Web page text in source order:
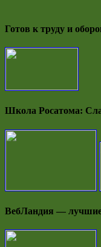
Готов к труду и
Школа Росатома:
ВебЛандия — лучшие